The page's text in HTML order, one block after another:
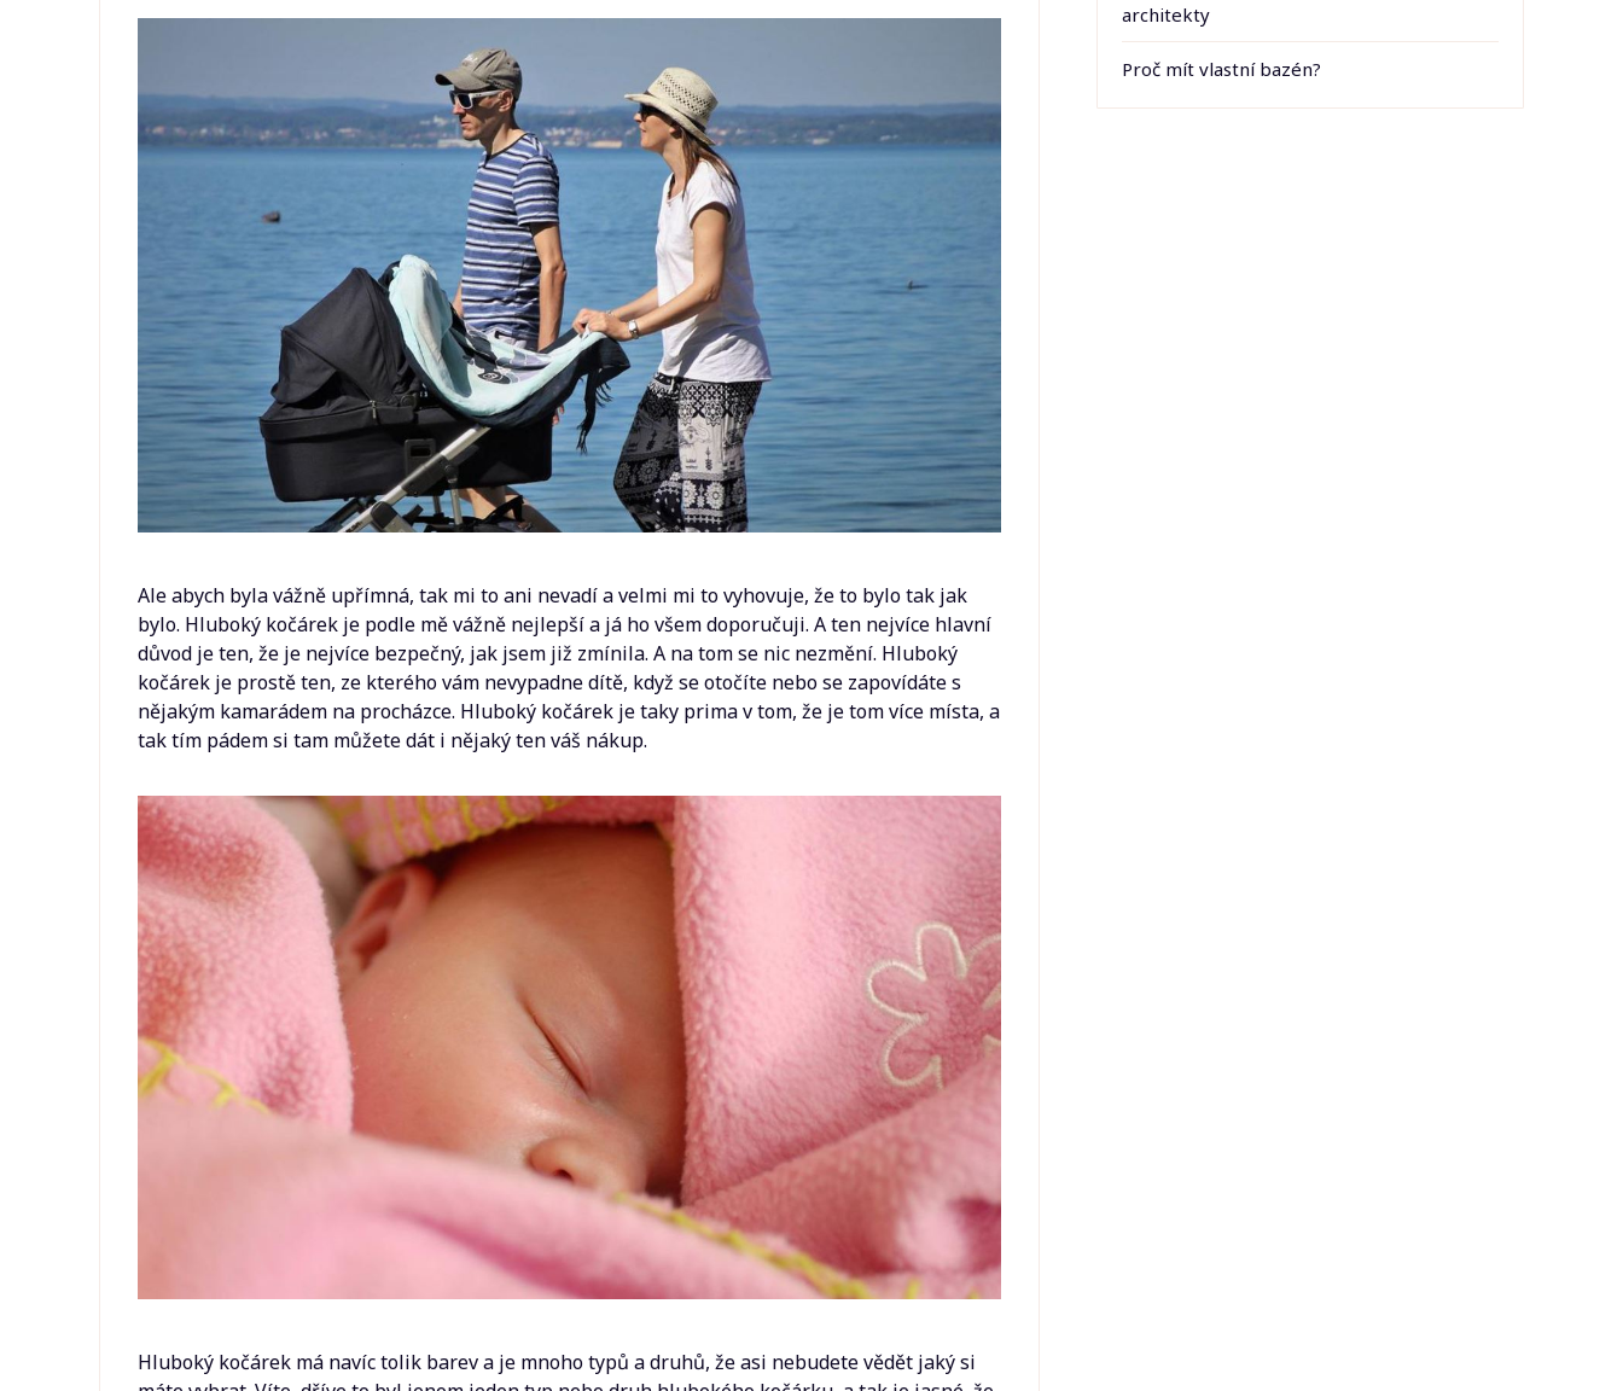
Ale abych byla vážně upřímná, tak mi to ani nevadí a velmi mi to vyhovuje, že to bylo tak jak
bylo. Hluboký kočárek je podle mě vážně nejlepší a já ho všem doporučuji. A ten nejvíce hlavní
důvod je ten, že je nejvíce bezpečný, jak jsem již zmínila. A na tom se nic nezmění. Hluboký
kočárek je prostě ten, ze kterého vám nevypadne dítě, když se otočíte nebo se zapovídáte s
nějakým kamarádem na procházce. Hluboký kočárek je taky prima v tom, že je tom více místa, a
tak tím pádem si tam můžete dát i nějaký ten váš nákup.
Hluboký kočárek má navíc tolik barev a je mnoho typů a druhů, že asi nebudete vědět jaký si
architekty
Proč mít vlastní bazén?